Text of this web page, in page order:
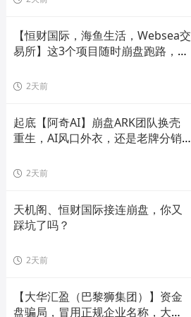
【恒财国际，海鱼生活，Websea交
易所】这3个项目随时崩盘跑路，赶
2天前
起底【阿奇AI】崩盘ARK团队换壳
重生，AI风口外衣，还是老牌分销
2天前
天机阁、恒财国际接连崩盘，你又
踩坑了吗？
2天前
【大华汇盈（巴黎狮集团）】资金
盘骗局，冒用正规企业名称，大量